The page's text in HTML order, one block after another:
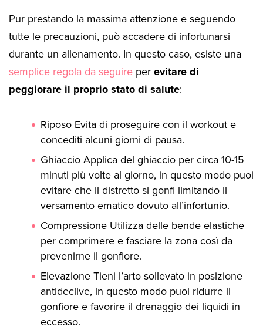
Pur prestando la massima attenzione e seguendo
tutte le precauzioni, può accadere di infortunarsi
durante un allenamento. In questo caso, esiste una
semplice regola da seguire perevitare di
peggiorare il proprio stato di salute:
Riposo Evita di proseguire con il workout e
concediti alcuni giorni di pausa.
Ghiaccio Applica del ghiaccio per circa 10-15
minuti più volte al giorno, in questo modo puoi
evitare che il distretto si gonfi limitando il
versamento ematico dovuto all’infortunio.
Compressione Utilizza delle bende elastiche
per comprimere e fasciare la zona così da
prevenirne il gonfiore.
Elevazione Tieni l’arto sollevato in posizione
antideclive, in questo modo puoi ridurre il
gonfiore e favorire il drenaggio dei liquidi in
eccesso.